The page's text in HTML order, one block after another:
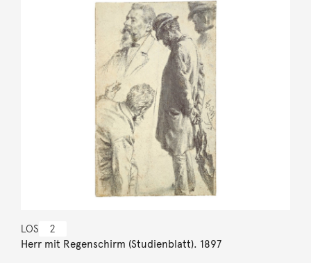
LOS 2
Herr mit Regenschirm (Studienblatt). 1897